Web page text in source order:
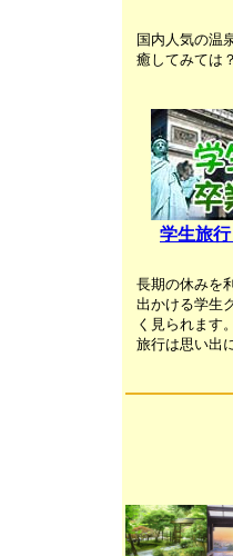
国内人気の温
癒してみては？
学生旅
長期の休みを
出かける学生
く見られます
旅行は思い出